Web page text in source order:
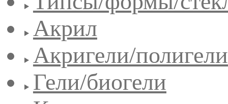
Акрил
Акригели/полигели
Гели/биогели